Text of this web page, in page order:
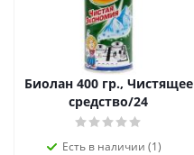
Биолан 400 гр., Чистящее
средство/24
Есть в наличии (1)